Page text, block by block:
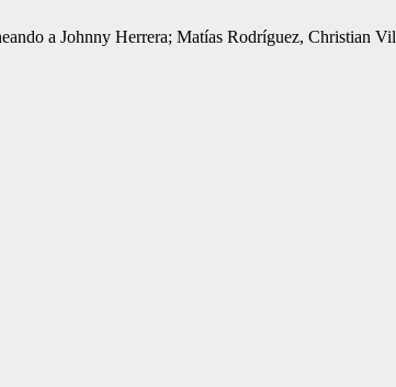
a Johnny Herrera; Matías Rodríguez, Christian